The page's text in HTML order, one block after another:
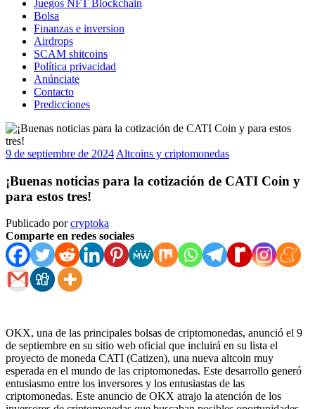
Juegos NFT Blockchain
Bolsa
Finanzas e inversion
Airdrops
SCAM shitcoins
Política privacidad
Anúnciate
Contacto
Predicciones
9 de septiembre de 2024 Altcoins y criptomonedas
¡Buenas noticias para la cotización de CATI Coin y
para estos tres!
Publicado porcryptoka
Comparte en redes sociales
OKX, una de las principales bolsas de criptomonedas, anunció el 9
de septiembre en su sitio web oficial que incluirá en su lista el
proyecto de moneda CATI (Catizen), una nueva altcoin muy
esperada en el mundo de las criptomonedas. Este desarrollo generó
entusiasmo entre los inversores y los entusiastas de las
criptomonedas. Este anuncio de OKX atrajo la atención de los